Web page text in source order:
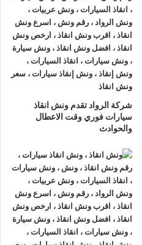
في العريش و جميع انحاء
المعطلة و سيارات الحوادث.
من شركة الرواد
:
إلى موقعك
في العريش خلال
موقعك علي
الموجودين لارسال أقرب ونش
بالكامل حتي لا يسب اي تلف
واسرع ونش انقاذ سياراتو
نقدم خدمةانقاذ سياراتباقل
شركة الرواد تقدم ونش انقاذ
سيارات فوري وقت الاعطال
والحوادث